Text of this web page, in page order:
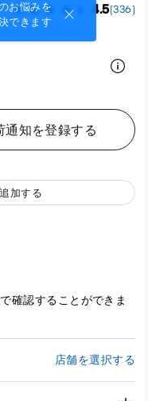
お悩みを
できます
4.5(336)
通知を登録する
加する
確認することができま
店舗を選択する